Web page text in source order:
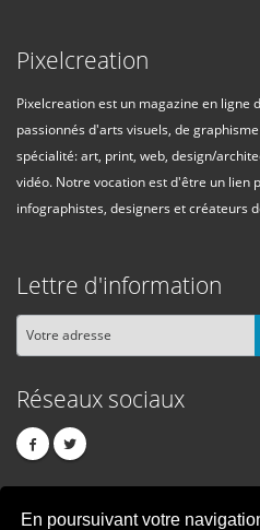
En poursuivant votre
Pixelcreation
Pixelcreation est un magazine en ligne
passionnés d'arts visuels, de
spécialité: art, print, web, design/
vidéo. Notre vocation est d'être un lien
infographistes, designers et créateurs
Lettre d'information
Réseaux sociaux